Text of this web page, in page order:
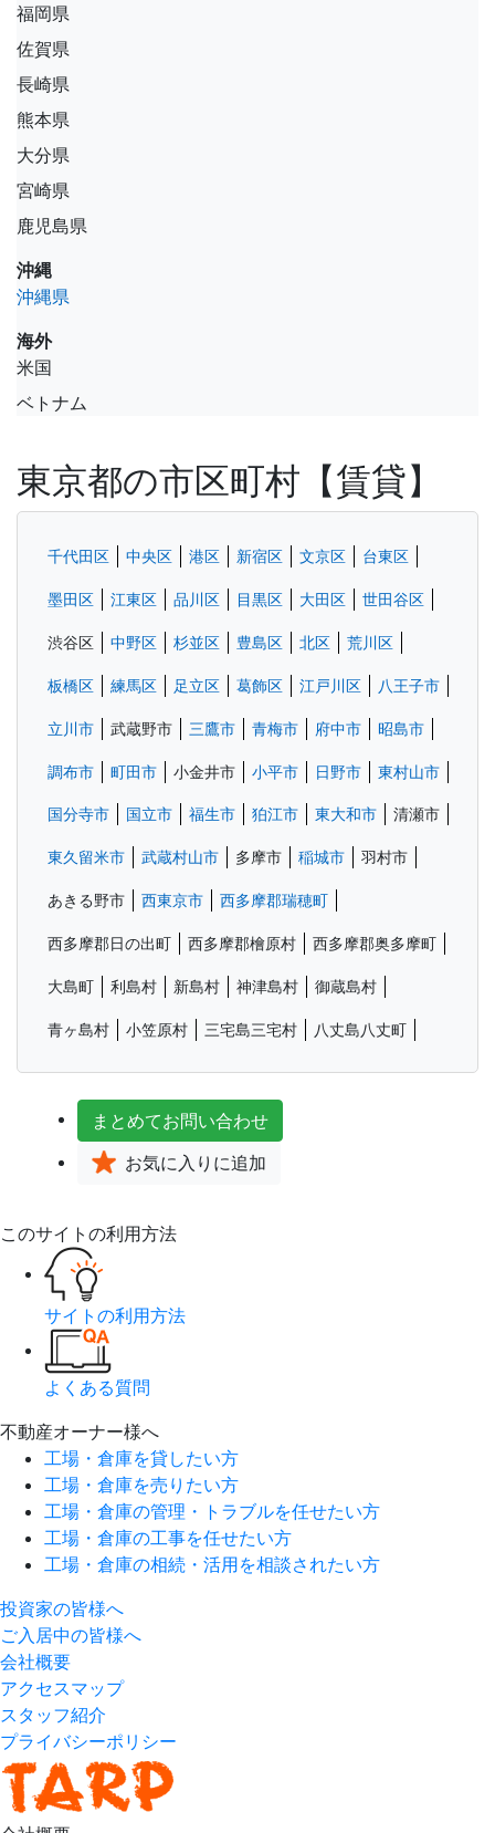
福岡県
佐賀県
長崎県
熊本県
大分県
宮崎県
鹿児島県
沖縄
沖縄県
海外
米国
ベトナム
東京都の市区町村【賃貸】
千代田区 中央区 港区 新宿区 文京区 台東区
墨田区 江東区 品川区 目黒区 大田区 世田谷区
渋谷区 中野区 杉並区 豊島区 北区 荒川区
板橋区 練馬区 足立区 葛飾区 江戸川区 八王子市
立川市 武蔵野市 三鷹市 青梅市 府中市 昭島市
調布市 町田市 小金井市 小平市 日野市 東村山市
国分寺市 国立市 福生市 狛江市 東大和市 清瀬市
東久留米市 武蔵村山市 多摩市 稲城市 羽村市
あきる野市 西東京市 西多摩郡瑞穂町
西多摩郡日の出町 西多摩郡檜原村 西多摩郡奥多摩町
大島町 利島村 新島村 神津島村 御蔵島村
青ヶ島村 小笠原村 三宅島三宅村 八丈島八丈町
まとめてお問い合わせ
お気に入り に追加
このサイトの利用方法
サイトの利用方法
よくある質問
不動産オーナー様へ
工場・倉庫を貸したい方
工場・倉庫を売りたい方
工場・倉庫の管理・トラブルを任せたい方
工場・倉庫の工事を任せたい方
工場・倉庫の相続・活用を相談されたい方
投資家の皆様へ
ご入居中の皆様へ
会社概要
アクセスマップ
スタッフ紹介
プライバシーポリシー